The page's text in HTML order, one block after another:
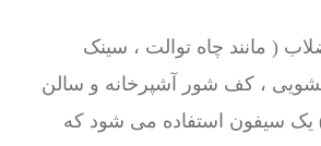
( مانند چاه توالت ، سینک
، کف شور آشپرخانه و سالن
یک سیفون استفاده می شود که